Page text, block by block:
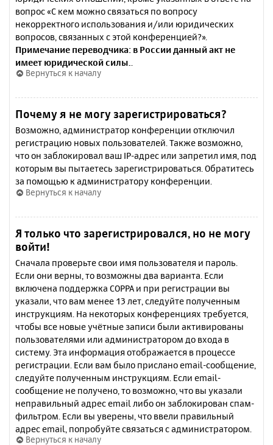
вопрос «С кем можно связаться по вопросу
некорректного использования и/или юридических
вопросов, связанных с этой конференцией?».
Примечание переводчика: в России данный акт не
имеет юридической силы.
Вернуться к началу
Почему я не могу зарегистрироваться?
Возможно, администратор конференции отключил
регистрацию новых пользователей. Также возможно,
что он заблокировал ваш IP-адрес или запретил имя, под
которым вы пытаетесь зарегистрироваться. Обратитесь
за помощью к администратору конференции.
Вернуться к началу
Я только что зарегистрировался, но не могу
войти!
Сначала проверьте свои имя пользователя и пароль.
Если они верны, то возможны два варианта. Если
включена поддержка COPPA и при регистрации вы
указали, что вам менее 13 лет, следуйте полученным
инструкциям. На некоторых конференциях требуется,
чтобы все новые учётные записи были активированы
пользователями или администратором до входа в
систему. Эта информация отображается в процессе
регистрации. Если вам было прислано email-сообщение,
следуйте полученным инструкциям. Если email-
сообщение не получено, то возможно, что вы указали
неправильный адрес email либо он заблокирован спам-
фильтром. Если вы уверены, что ввели правильный
адрес email, попробуйте связаться с администратором.
Вернуться к началу